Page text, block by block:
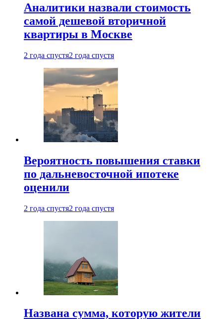
Аналитики назвали стоимость
самой дешевой вторичной
квартиры в Москве
2 года спустя2 года спустя
Вероятность повышения ставки
по дальневосточной ипотеке
оценили
2 года спустя2 года спустя
Названа сумма, которую жители